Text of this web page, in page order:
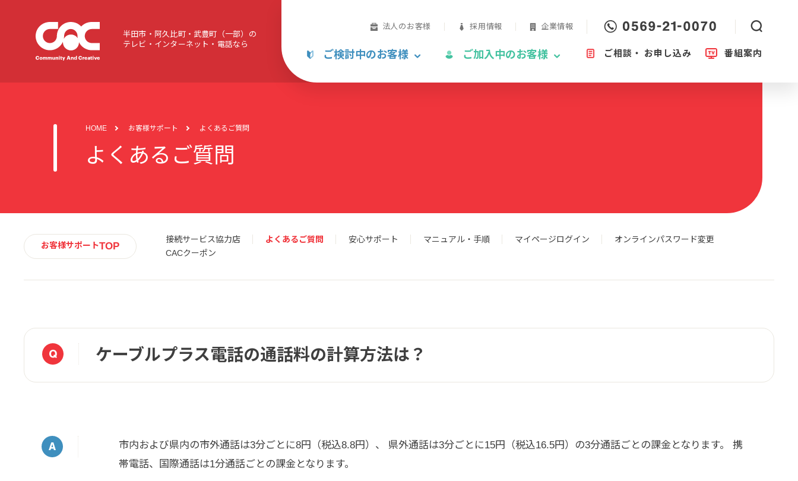
半田市・阿久比町・武豊町（一部）の
テレビ・インターネット・電話なら
法人のお客様 採用情報 企業情報
ご検討中のお客様 ご加入中のお客様 ご相談・ お申し込み 番組案内
HOME お客様サポート よくあるご質問
よくあるご質問
お客様サポートTOP
接続サービス協力店 よくあるご質問 安心サポート マニュアル・手順 マイページログイン
オンラインパスワード変更
CACクーポン
ケーブルプラス電話の通話料の計算方法は？
市内および県内の市外通話は3分ごとに8円（税込8.8円）、 県外通話は3分ごとに15円（税込16.5円）の3分通話ごとの課金となります。 携
帯電話、国際通話は1分通話ごとの課金となります。